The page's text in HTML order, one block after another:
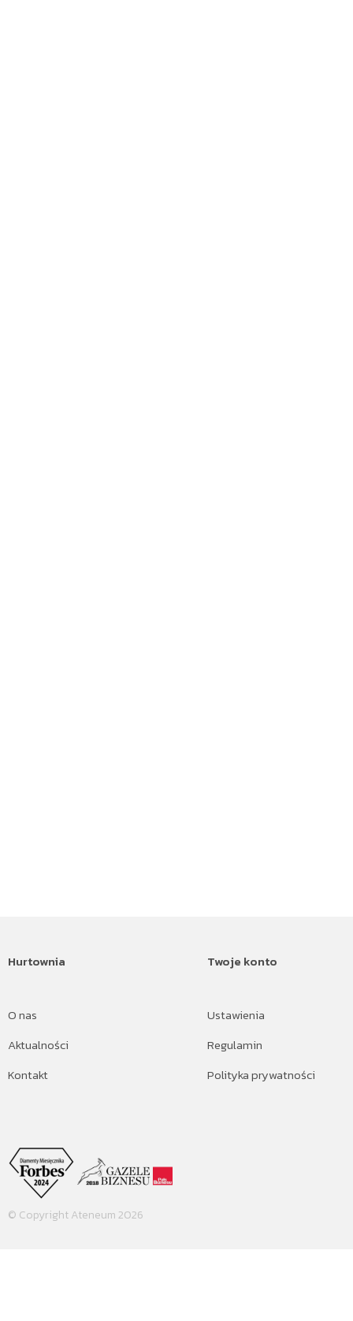
Hurtownia
O nas
Aktualności
Kontakt
Twoje konto
Ustawienia
Regulamin
Polityka prywatności
© Copyright Ateneum 2026